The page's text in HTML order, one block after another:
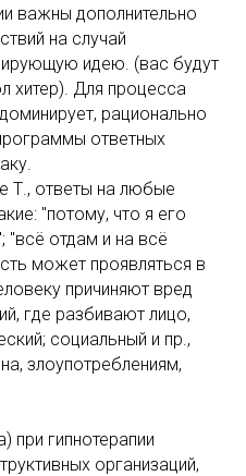
важны дополнительно
на случай
идею. (вас будут
хитер). Для процесса
рационально
ответных
Т., ответы на любые
"потому, что я его
отдам и на всё
может проявляться в
причиняют вред
где разбивают лицо,
социальный и пр.,
злоупотреблениям,
при гипнотерапии
организаций,